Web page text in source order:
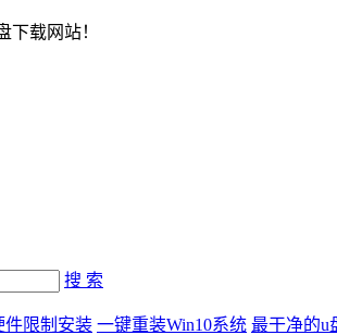
下载网站！
搜 索
件限制安装 一键重装Win10系统 最干净的u